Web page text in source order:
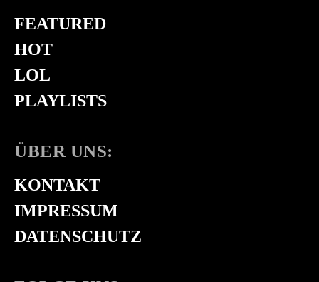
FEATURED
HOT
LOL
PLAYLISTS
ÜBER UNS:
KONTAKT
IMPRESSUM
DATENSCHUTZ